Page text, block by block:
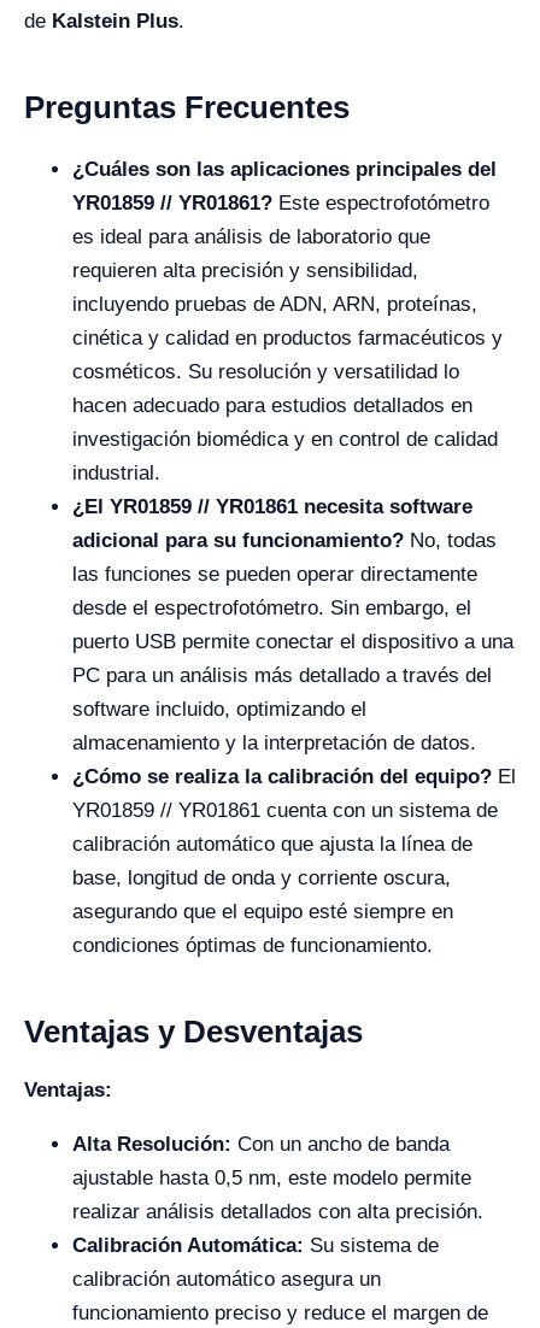
de Kalstein Plus.
Preguntas Frecuentes
¿Cuáles son las aplicaciones principales del
YR01859 // YR01861? Este espectrofotómetro
es ideal para análisis de laboratorio que
requieren alta precisión y sensibilidad,
incluyendo pruebas de ADN, ARN, proteínas,
cinética y calidad en productos farmacéuticos y
cosméticos. Su resolución y versatilidad lo
hacen adecuado para estudios detallados en
investigación biomédica y en control de calidad
industrial.
¿El YR01859 // YR01861 necesita software
adicional para su funcionamiento? No, todas
las funciones se pueden operar directamente
desde el espectrofotómetro. Sin embargo, el
puerto USB permite conectar el dispositivo a una
PC para un análisis más detallado a través del
software incluido, optimizando el
almacenamiento y la interpretación de datos.
¿Cómo se realiza la calibración del equipo? El
YR01859 // YR01861 cuenta con un sistema de
calibración automático que ajusta la línea de
base, longitud de onda y corriente oscura,
asegurando que el equipo esté siempre en
condiciones óptimas de funcionamiento.
Ventajas y Desventajas
Ventajas:
Alta Resolución: Con un ancho de banda
ajustable hasta 0,5 nm, este modelo permite
realizar análisis detallados con alta precisión.
Calibración Automática: Su sistema de
calibración automático asegura un
funcionamiento preciso y reduce el margen de